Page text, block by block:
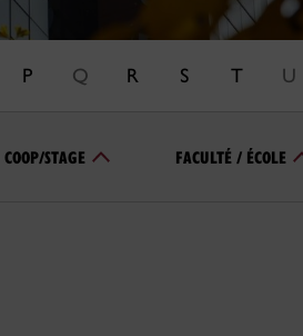
P Q R S T U
COOP/STAGE FACULTÉ / ÉCOLE